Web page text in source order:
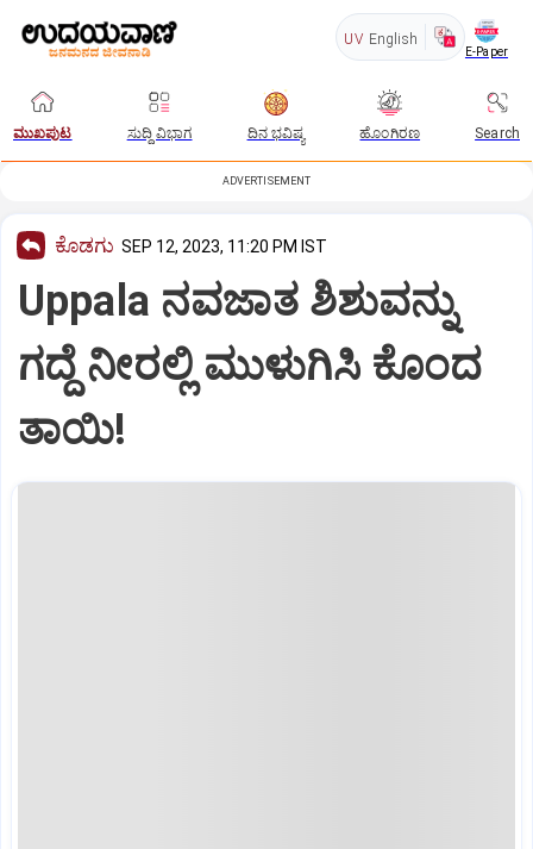
UV English
E-Paper
ಮುಖಪುಟ ಸುದ್ದಿ ವಿಭಾಗ ದಿನ ಭವಿಷ್ಯ ಹೊಂಗಿರಣ Search
ADVERTISEMENT
ಕೊಡಗು SEP 12, 2023, 11:20 PM IST
Uppala ನವಜಾತ ಶಿಶುವನ್ನು
ಗದ್ದೆ ನೀರಲ್ಲಿ ಮುಳುಗಿಸಿ ಕೊಂದ
ತಾಯಿ!